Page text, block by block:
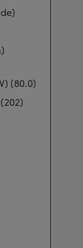
(80.0)